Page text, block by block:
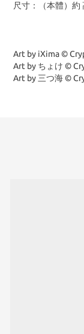
尺寸：（本體）約
Art by iXima ©
Art by ちょけ ©
Art by 三つ海 ©